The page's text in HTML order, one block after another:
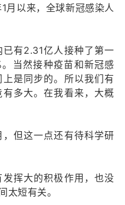
月以来，全球新冠感染人
有2.31亿人接种了第一
当然接种疫苗和新冠感
是同步的。所以我们有
多大。在我看来，大概
但这一点还有待科学研
挥大的积极作用，也没
太短有关。